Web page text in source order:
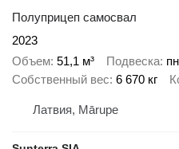
Полуприцеп самосвал
2023
Объем 51,1 м³ Подвеска
Собственный вес 6 670 кг
Латвия, Mārupe